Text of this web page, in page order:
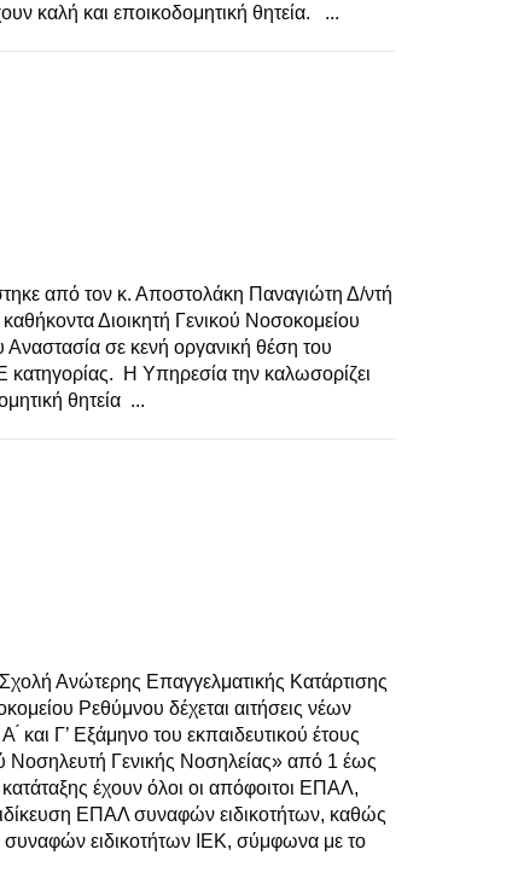
καλή και εποικοδομητική θητεία. ...
από τον κ. Αποστολάκη Παναγιώτη Δ/ντή
καθήκοντα Διοικητή Γενικού Νοσοκομείου
σε κενή οργανική θέση του
Η Υπηρεσία την καλωσορίζει
θητεία ...
Ανώτερης Επαγγελματικής Κατάρτισης
Ρεθύμνου δέχεται αιτήσεις νέων
και Γ’ Εξάμηνο του εκπαιδευτικού έτους
Νοσηλευτή Γενικής Νοσηλείας» από 1 έως
έχουν όλοι οι απόφοιτοι ΕΠΑΛ,
ΕΠΑΛ συναφών ειδικοτήτων, καθώς
συναφών ειδικοτήτων ΙΕΚ, σύμφωνα με το